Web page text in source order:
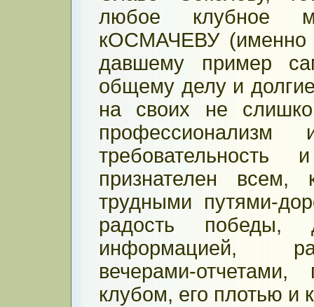
любое клубное
кОСМАЧЕВУ (именно
давшему пример
общему делу и
на своих не
профессионализм
признателен
трудными путями-
радость победы,
информацией,
вечерами-
клубом, его плотью и